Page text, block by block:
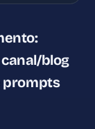
blog
prompts